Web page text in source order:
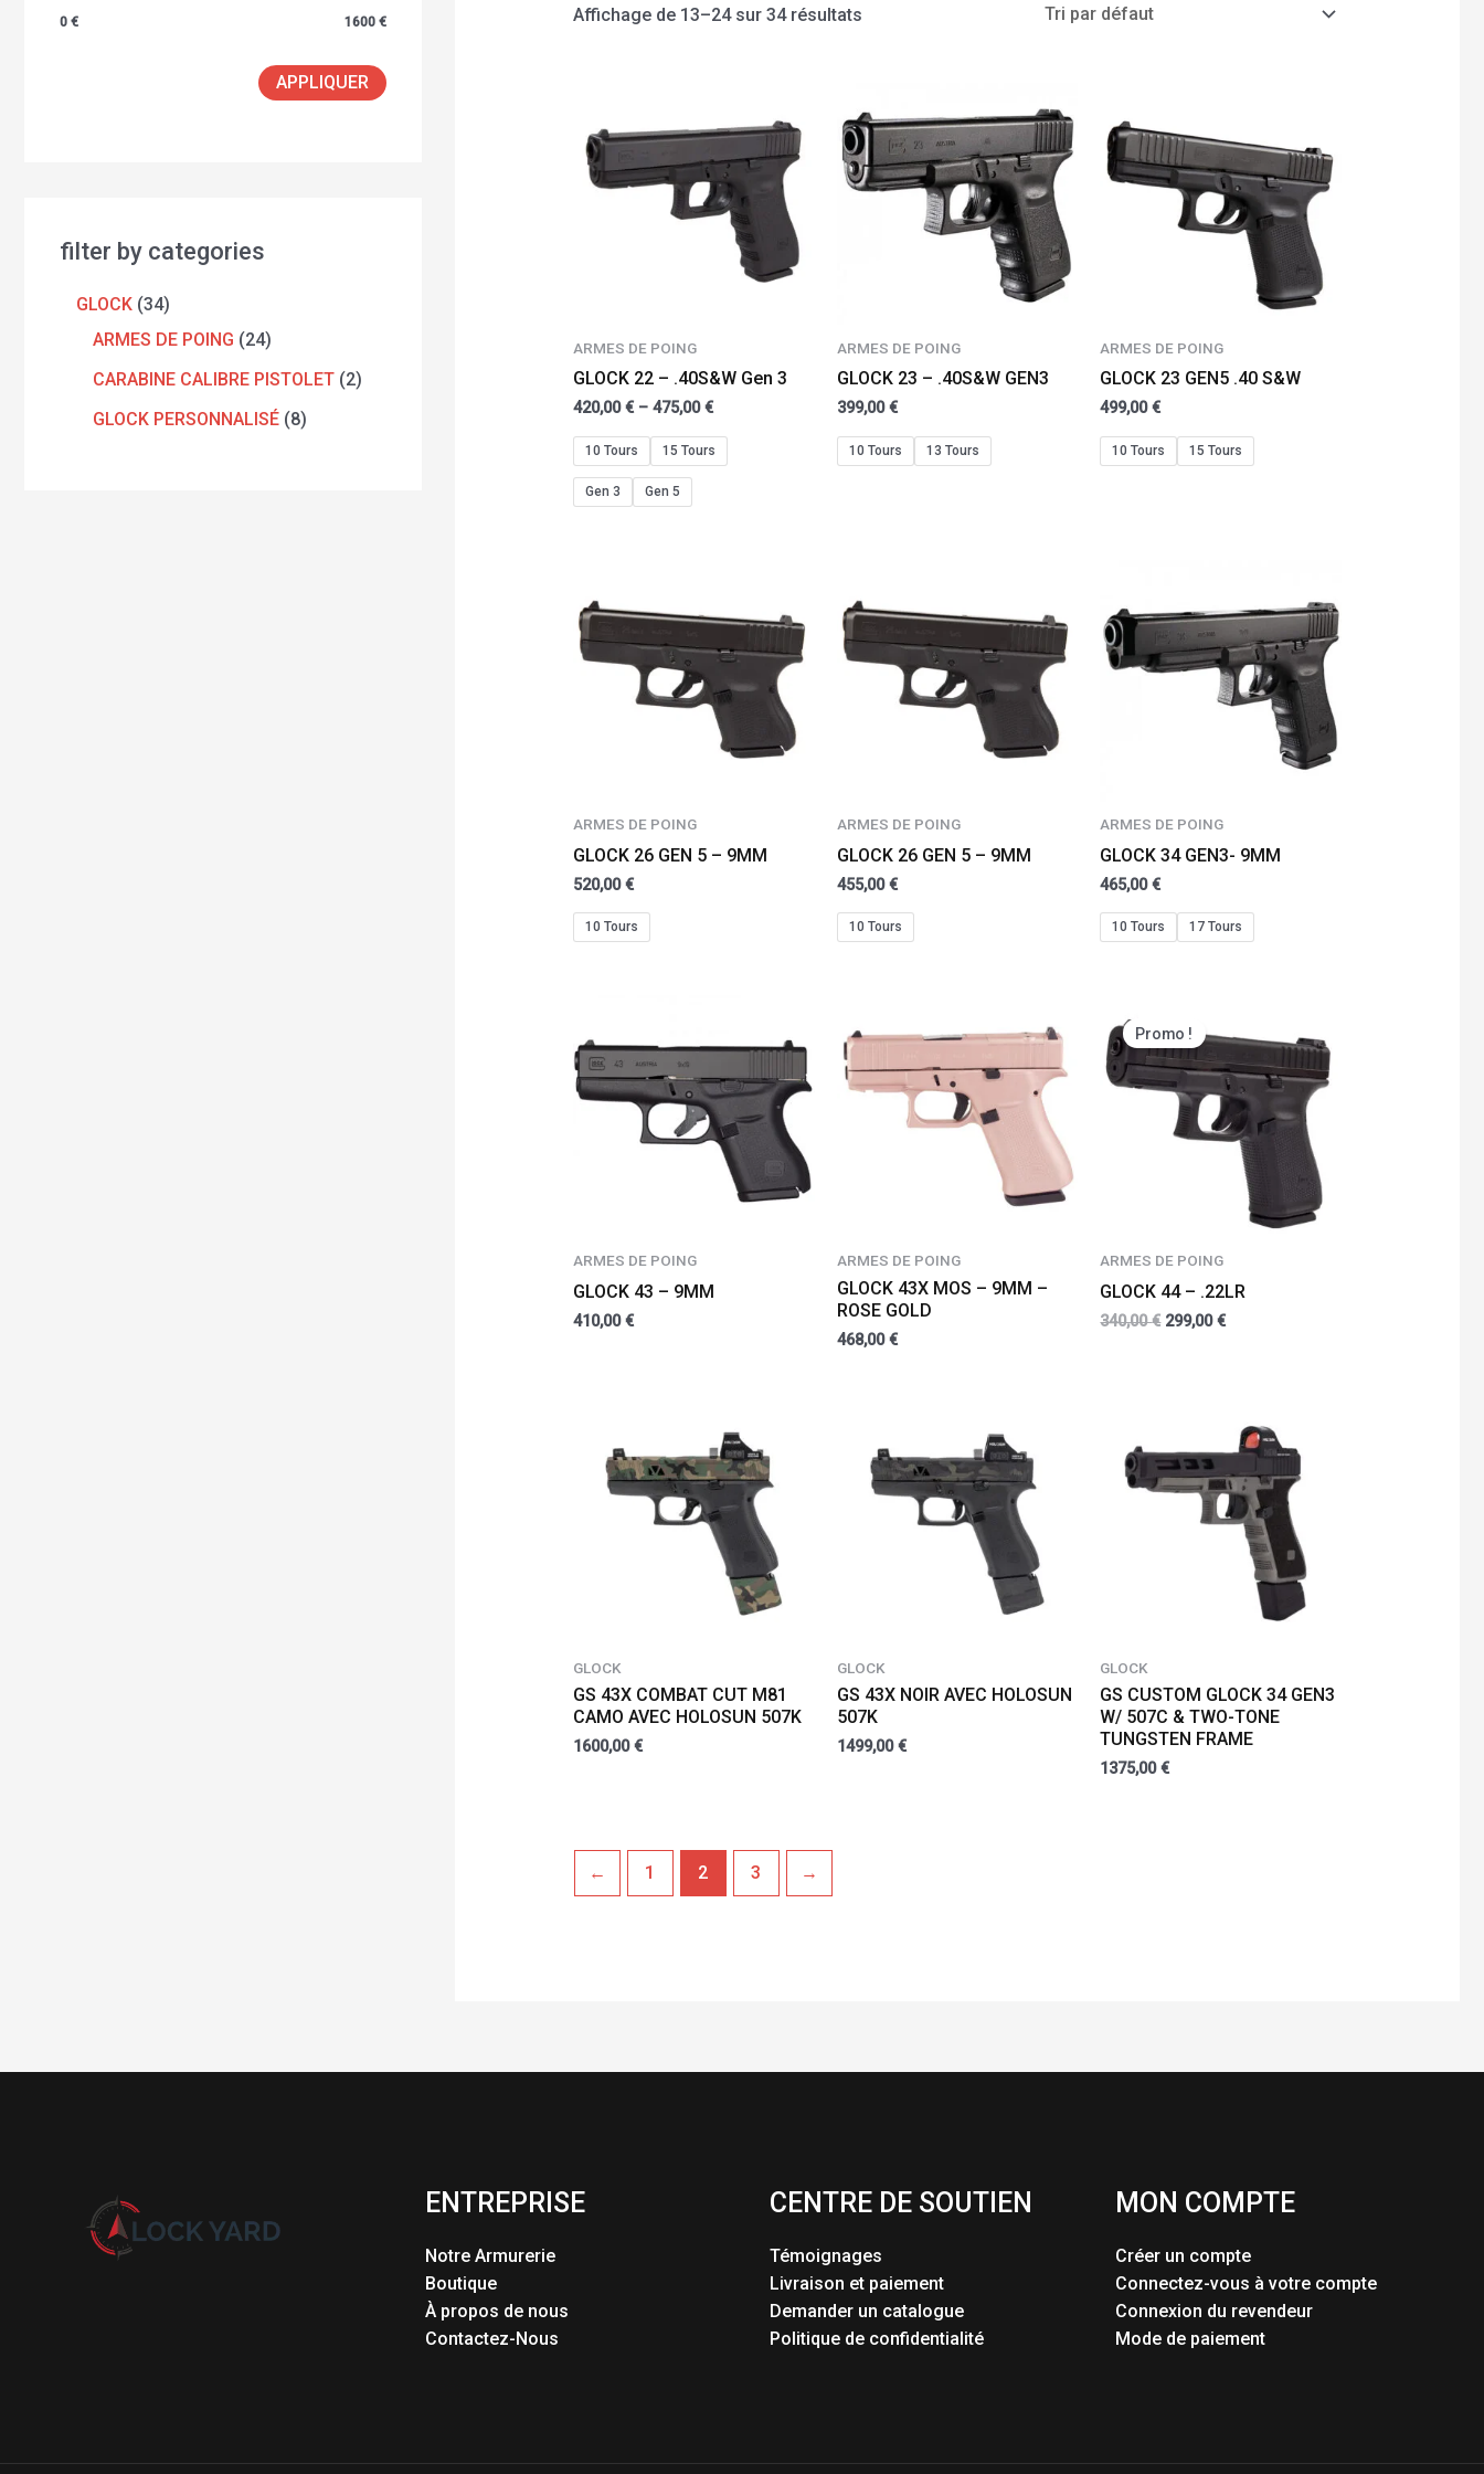
0 € 1600 €
APPLIQUER
filter by categories
GLOCK 34
ARMES DE POING 24
CARABINE CALIBRE PISTOLET 2
GLOCK PERSONNALISÉ 8
Affichage de 13–24 sur 34 résultats
ARMES DE POING
GLOCK 22 – .40S&W Gen 3
420,00€– 475,00€
10 Tours 15 Tours
Gen 3 Gen 5
ARMES DE POING
GLOCK 23 – .40S&W GEN3
399,00€
10 Tours 13 Tours
ARMES DE POING
GLOCK 23 GEN5 .40 S&W
499,00€
10 Tours 15 Tours
ARMES DE POING
GLOCK 26 GEN 5 – 9MM
520,00€
10 Tours
ARMES DE POING
GLOCK 26 GEN 5 – 9MM
455,00€
10 Tours
ARMES DE POING
GLOCK 34 GEN3- 9MM
465,00€
10 Tours 17 Tours
ARMES DE POING
GLOCK 43 – 9MM
410,00€
ARMES DE POING
GLOCK 43X MOS – 9MM –
ROSE GOLD
468,00€
Promo !
ARMES DE POING
GLOCK 44 – .22LR
340,00€ 299,00€
GLOCK
GS 43X COMBAT CUT M81
CAMO AVEC HOLOSUN 507K
1600,00€
GLOCK
GS 43X NOIR AVEC HOLOSUN
507K
1499,00€
GLOCK
GS CUSTOM GLOCK 34 GEN3
W/ 507C & TWO-TONE
TUNGSTEN FRAME
1375,00€
← 1 2 3 →
ENTREPRISE
Notre Armurerie
Boutique
À propos de nous
Contactez-Nous
CENTRE DE SOUTIEN
Témoignages
Livraison et paiement
Demander un catalogue
Politique de confidentialité
MON COMPTE
Créer un compte
Connectez-vous à votre compte
Connexion du revendeur
Mode de paiement